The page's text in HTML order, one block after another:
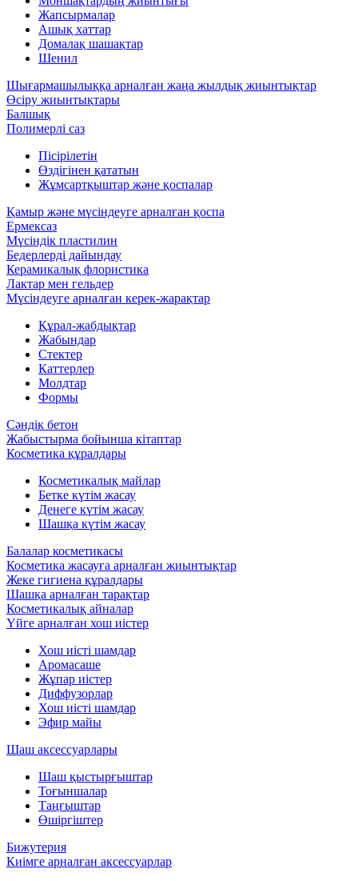
Жапсырмалар
Ашық хаттар
Домалақ шашақтар
Шенил
Шығармашылыққа арналған жаңа жылдық жиынтықтар
Өсіру жиынтықтары
Балшық
Полимерлі саз
Пісірілетін
Өздігінен қататын
Жұмсартқыштар және қоспалар
Қамыр және мүсіндеуге арналған қоспа
Ермексаз
Мүсіндік пластилин
Бедерлерді дайындау
Керамикалық флористика
Лактар мен гельдер
Мүсіндеуге арналған керек-жарақтар
Құрал-жабдықтар
Жабындар
Стектер
Каттерлер
Молдтар
Формы
Сәндік бетон
Жабыстырма бойынша кітаптар
Косметика құралдары
Косметикалық майлар
Бетке күтім жасау
Денеге күтім жасау
Шашқа күтім жасау
Балалар косметикасы
Косметика жасауға арналған жиынтықтар
Жеке гигиена құралдары
Шашқа арналған тарақтар
Косметикалық айналар
Үйге арналған хош иістер
Хош иісті шамдар
Аромасаше
Жұпар иістер
Диффузорлар
Хош иісті шамдар
Эфир майы
Шаш аксессуарлары
Шаш қыстырғыштар
Тоғыншалар
Таңғыштар
Өшіргіштер
Бижутерия
Киімге арналған аксессуарлар